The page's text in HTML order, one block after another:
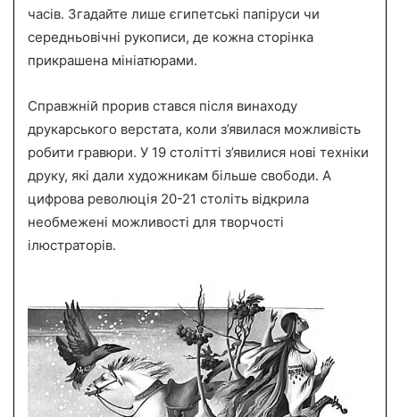
часів. Згадайте лише єгипетські папіруси чи
середньовічні рукописи, де кожна сторінка
прикрашена мініатюрами.
Справжній прорив стався після винаходу
друкарського верстата, коли з’явилася можливість
робити гравюри. У 19 столітті з’явилися нові техніки
друку, які дали художникам більше свободи. А
цифрова революція 20-21 століть відкрила
необмежені можливості для творчості
ілюстраторів.